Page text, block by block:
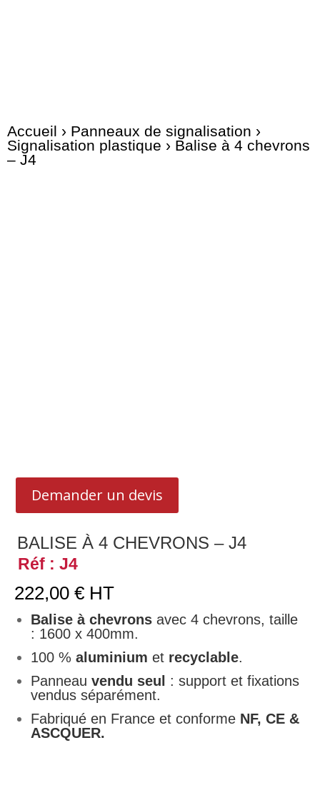
Accueil › Panneaux de signalisation ›
Signalisation plastique › Balise à 4 chevrons
– J4
Demander un devis
BALISE À 4 CHEVRONS – J4
Réf : J4
222,00€ HT
Balise à chevronsavec 4 chevrons, taille
: 1600 x 400mm.
100 %aluminiumet recyclable.
Panneau vendu seul
: support et fixations
vendus séparément.
Fabriqué en France et conforme NF, CE &
ASCQUER.